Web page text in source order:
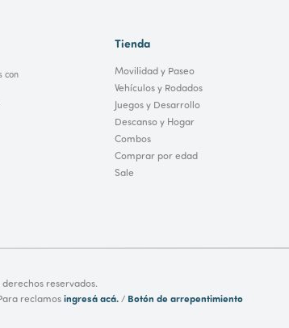
con
Tienda
Movilidad y Paseo
Vehículos y Rodados
Juegos y Desarrollo
Descanso y Hogar
Combos
Comprar por edad
Sale
reservados.
reclamos ingresá acá. / Botón de arrepentimiento